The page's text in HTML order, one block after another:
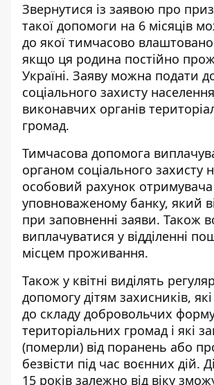
Звернутися із заявою про
такої допомоги на 6 місяців
до якої тимчасово
якщо ця родина постійно
Україні. Заяву можна подати
соціального захисту
виконавчих органів
громад.
Тимчасова допомога
органом соціального захисту
особовий рахунок
уповноваженому банку, який
при заповненні заяви. Також
виплачуватися у відділенні
місцем проживання.
Також у квітні виділять
допомогу дітям захисників,
до складу добровольчих
територіальних громад і які
(померли) від поранень або
безвісти під час воєнних дій.
15 років залежно від віку